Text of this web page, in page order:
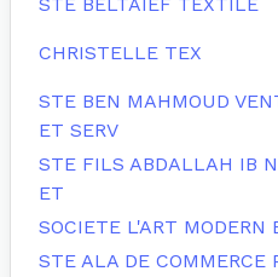
CHRISTELLE TEX
STE BEN MAHMOUD
ET SERV
STE FILS ABDALLAH IB
ET
SOCIETE L'ART MODERN
STE ALA DE COMMERCE